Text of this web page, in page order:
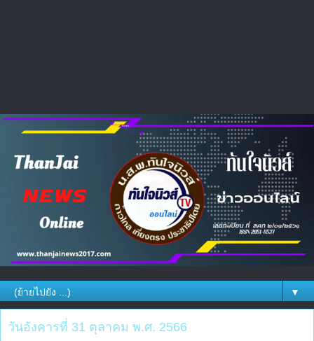
▼
วันอังคารที่ 31 ตุลาคม พ.ศ. 2566